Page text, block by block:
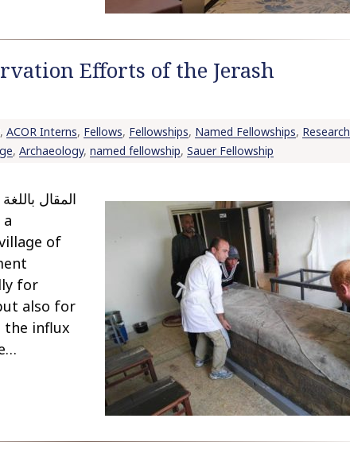
Efforts of the Jerash
, ACOR Interns, Fellows, Fellowships, Named Fellowships, Research
,Archaeology,named fellowship,Sauer Fellowship
of
for
also for
the influx